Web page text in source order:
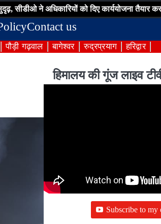
को दिए कार्ययोजना तैयार करने के निर्देश
Contact us
पौड़ी गढ़वाल बागेश्वर रुद्रप्रयाग हरिद्वार
हिमालय की गूंज लाइव
Subscribe to my